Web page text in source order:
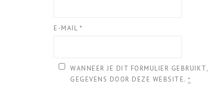
E-MAIL *
WANNEER JE DIT FORMULIER
GEGEVENS DOOR DEZE WEBSITE. *